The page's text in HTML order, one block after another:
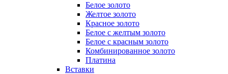
Белое золото
Желтое золото
Красное золото
Белое с желтым золото
Белое с красным золото
Комбинированное золото
Платина
Вставки